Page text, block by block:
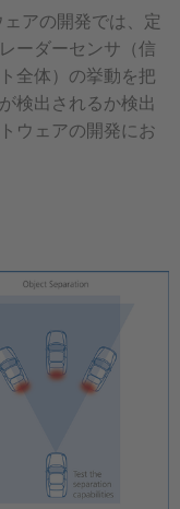
アの開発では、定
ーダーセンサ（信
全体）の挙動を把
検出されるか検出
ウェアの開発にお